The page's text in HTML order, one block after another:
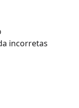
incorretas